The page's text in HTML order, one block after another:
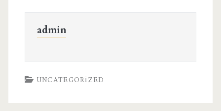
admin
UNCATEGORIZED